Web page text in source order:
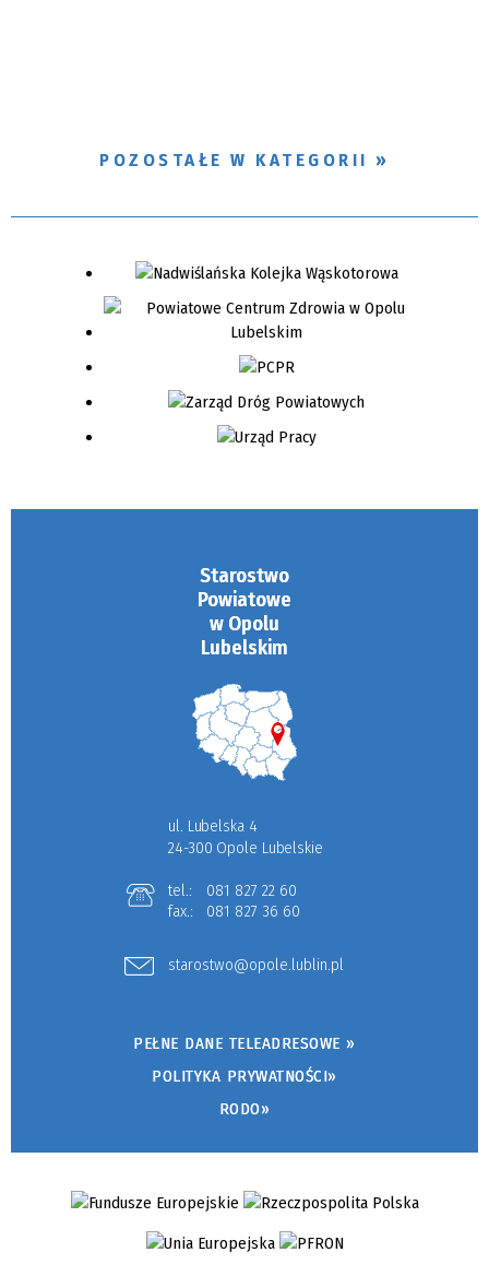
POZOSTAŁE W KATEGORII
Starostwo
Powiatowe
w Opolu
Lubelskim
ul. Lubelska 4
24-300 Opole Lubelskie
tel.:
081 827 22 60
fax.:
081 827 36 60
starostwo@opole.lublin.pl
PEŁNE DANE TELEADRESOWE »
POLITYKA PRYWATNOŚCI»
RODO»